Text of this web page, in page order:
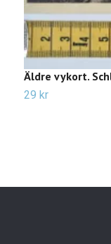
Äldre vykort.
29 kr